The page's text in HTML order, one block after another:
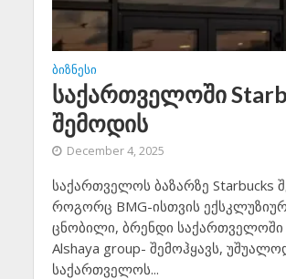
ᲑᲘᲖᲜᲔᲡᲘ
საქართველოში
შემოდის
December 4, 2025
საქართველოს ბაზარზე Starbucks
როგორც BMG-ისთვის
ცნობილი, ბრენდი
Alshaya group- შემოჰყავს,
საქართველოს...